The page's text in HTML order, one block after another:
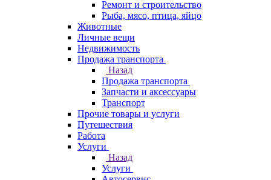
Ремонт и строительство
Рыба, мясо, птица, яйцо
Животные
Личные вещи
Недвижимость
Продажа транспорта
Назад
Продажа транспорта
Запчасти и аксессуары
Транспорт
Прочие товары и услуги
Путешествия
Работа
Услуги
Назад
Услуги